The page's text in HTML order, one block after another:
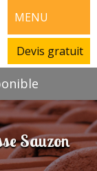
MENU
Devis gratuit
Sauzon